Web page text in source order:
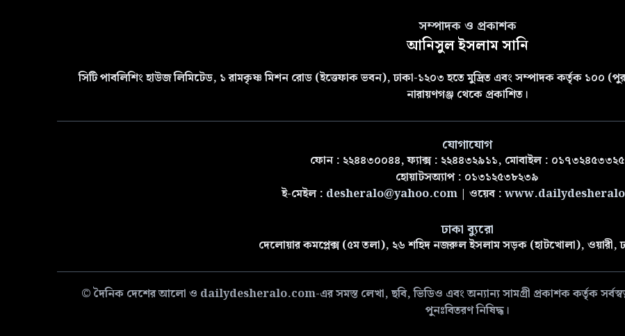
সম্পাদক ও প্রকাশক
আনিসুল ইসলাম সানি
সিটি পাবলিশিং হাউজ লিমিটেড, ১ রামকৃষ্ণ মিশন রোড (ইত্তেফাক ভবন), ঢাকা-১২০৩ হতে মুদ্রিত এবং সম্পাদক কর্তৃক ১০০
নারায়ণগঞ্জ থেকে প্রকাশিত।
যোগাযোগ
ফোন : ২২৪৪৩০০৪৪, ফ্যাক্স : ২২৪৪৩২৯১১, মোবাইল : ০১৭৩২৪৫৩৩২৫
হোয়াটসঅ্যাপ : ০১৩১২৫৩৮২৩৯
ই-মেইল : desheralo@yahoo.com| ওয়েব :
ঢাকা ব্যুরো
দেলোয়ার কমপ্লেক্স (৫ম তলা), ২৬ শহিদ নজরুল ইসলাম সড়ক (হাটখোলা), ওয়ারী,
© দৈনিক দেশের আলো ও dailydesheralo.com-এর সমস্ত লেখা, ছবি, ভিডিও এবং অন্যান্য সামগ্রী প্রকাশক কর্তৃক
পুনঃবিতরণ নিষিদ্ধ।